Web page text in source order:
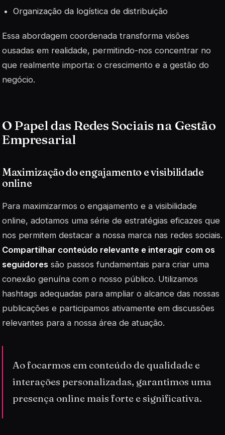
Organização da logística de distribuição
Essa abordagem coordenada transforma visões
ousadas em realidade, permitindo-nos concentrar no
que realmente importa: o crescimento e a gestão do
negócio.
O Papel das Redes Sociais na Gestão
Empresarial
Maximização do engajamento e visibilidade
online
Para maximizarmos o engajamento e a visibilidade
online, adotamos uma série de estratégias eficazes que
nos permitem destacar a nossa marca nas redes sociais.
Compartilhar conteúdo relevante e interagir com os
seguidores são passos fundamentais para criar uma
conexão genuína com o nosso público. Utilizamos
hashtags adequadas para ampliar o alcance das nossas
publicações e participamos ativamente em discussões
relevantes para a nossa área de atuação.
Ao focarmos em conteúdo de qualidade e
interações personalizadas, garantimos uma
presença online mais forte e significativa.